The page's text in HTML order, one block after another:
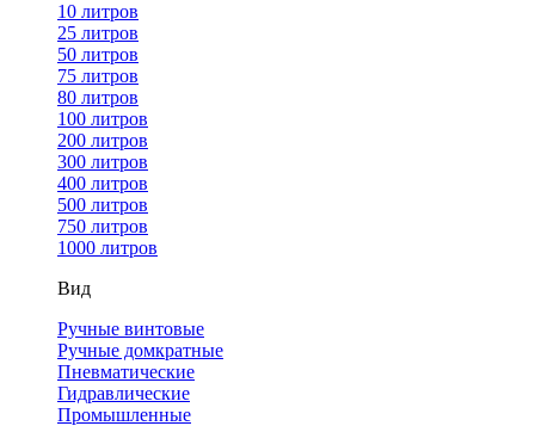
10 литров
25 литров
50 литров
75 литров
80 литров
100 литров
200 литров
300 литров
400 литров
500 литров
750 литров
1000 литров
Вид
Ручные винтовые
Ручные домкратные
Пневматические
Гидравлические
Промышленные